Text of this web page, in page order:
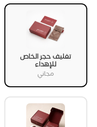
تغليف حجر الخاص
للإهداء
مجاني